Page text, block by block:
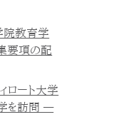
院教育学
要項の配
ロート大学
を訪問 ―